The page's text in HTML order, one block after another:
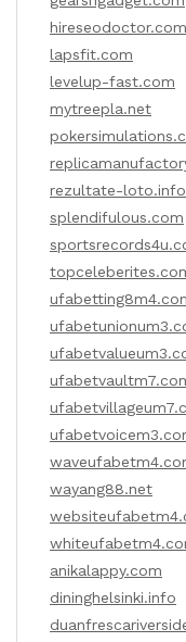
hireseodoctor.com
lapsfit.com
levelup-fast.com
mytreepla.net
rezultate-loto.info
splendifulous.com
wayang88.net
anikalappy.com
dininghelsinki.info